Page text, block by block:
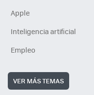
Apple
Inteligencia artificial
Empleo
VER MÁS TEMAS